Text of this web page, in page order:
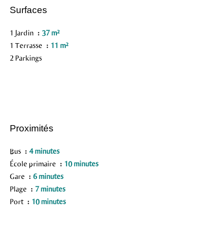
Surfaces
1 Jardin
37 m²
1 Terrasse
11 m²
2 Parkings
Proximités
Bus
4 minutes
École primaire
10 minutes
Gare
6 minutes
Plage
7 minutes
Port
10 minutes